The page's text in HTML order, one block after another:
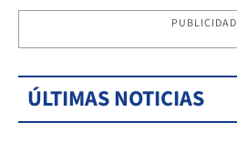
PUBLICIDAD
ÚLTIMAS NOTICIAS